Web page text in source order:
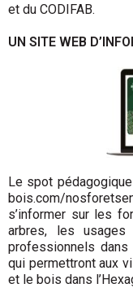
et du CODIFAB.
UN SITE WEB
Le spot
bois.com/
s’informer sur les
arbres, les
professionnels
qui permettront aux
et le bois dans